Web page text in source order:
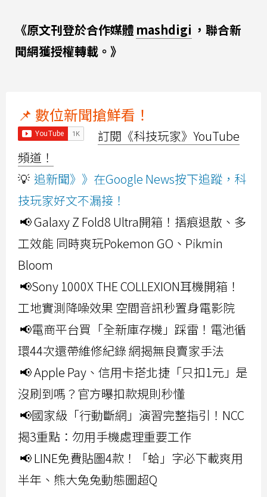
《原文刊登於合作媒體 mashdigi ，聯合新
聞網獲授權轉載。》
📌 數位新聞搶鮮看！
訂閱《科技玩家》YouTube
頻道！
💡 追新聞》》在Google News按下追蹤，科
技玩家好文不漏接！
📢 Galaxy Z Fold8 Ultra開箱！摺痕退散、多
工效能 同時爽玩Pokemon GO、Pikmin
Bloom
📢Sony 1000X THE COLLEXION耳機開箱！
工地實測降噪效果 空間音訊秒置身電影院
📢電商平台買「全新庫存機」踩雷！電池循
環44次還帶維修紀錄 網揭無良賣家手法
📢 Apple Pay、信用卡搭北捷「只扣1元」是
沒刷到嗎？官方曝扣款規則秒懂
📢國家級「行動斷網」演習完整指引！NCC
揭3重點：勿用手機處理重要工作
📢 LINE免費貼圖4款！「蛤」字必下載爽用
半年、熊大兔兔動態圖超Q